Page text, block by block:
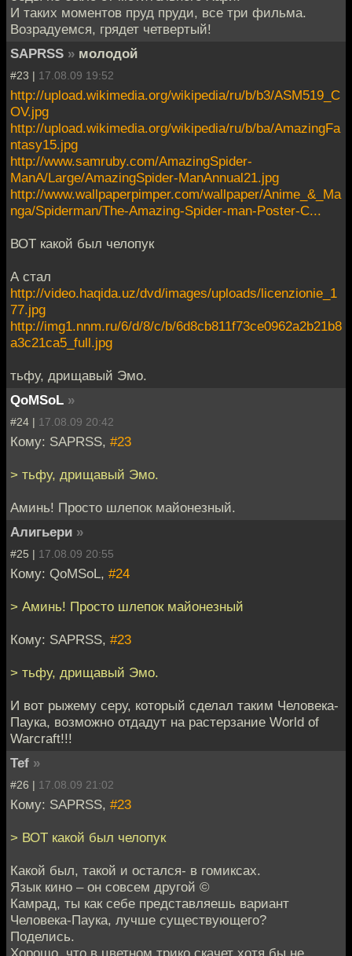
И таких моментов пруд пруди, все три фильма.
Возрадуемся, грядет четвертый!
SAPRSS » молодой
#23 | 17.08.09 19:52
http://upload.wikimedia.org/wikipedia/ru/b/b3/ASM519_C
OV.jpg
http://upload.wikimedia.org/wikipedia/ru/b/ba/AmazingFa
ntasy15.jpg
http://www.samruby.com/AmazingSpider-
ManA/Large/AmazingSpider-ManAnnual21.jpg
http://www.wallpaperpimper.com/wallpaper/Anime_&_Ma
nga/Spiderman/The-Amazing-Spider-man-Poster-C...
ВОТ какой был челопук
А стал
http://video.haqida.uz/dvd/images/uploads/licenzionie_1
77.jpg
http://img1.nnm.ru/6/d/8/c/b/6d8cb811f73ce0962a2b21b8
a3c21ca5_full.jpg
тьфу, дрищавый Эмо.
QoMSoL »
#24 | 17.08.09 20:42
Кому: SAPRSS, #23
> тьфу, дрищавый Эмо.
Аминь! Просто шлепок майонезный.
Алигьери »
#25 | 17.08.09 20:55
Кому: QoMSoL, #24
> Аминь! Просто шлепок майонезный
Кому: SAPRSS, #23
> тьфу, дрищавый Эмо.
И вот рыжему серу, который сделал таким Человека-
Паука, возможно отдадут на растерзание World of
Warcraft!!!
Tef »
#26 | 17.08.09 21:02
Кому: SAPRSS, #23
> ВОТ какой был челопук
Какой был, такой и остался- в гомиксах.
Язык кино – он совсем другой ©
Камрад, ты как себе представляешь вариант
Человека-Паука, лучше существующего?
Поделись.